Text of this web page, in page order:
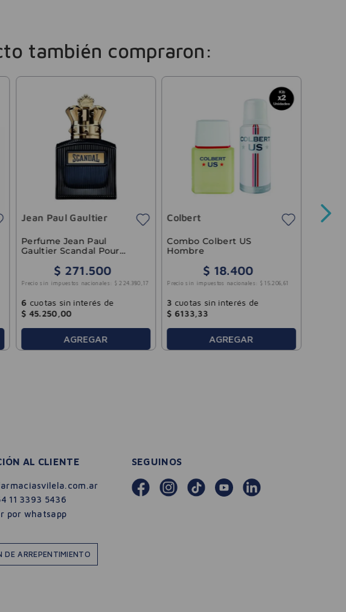
también compraron:
Jean Paul Gaultier
Perfume Jean Paul
Gaultier Scandal Pour
$ 271.500
Precio sin impuestos nacionales: $ 224 380 17
6 cuotas sin interés de
$ 45.250,00
AGREGAR
Colbert
Combo Colbert US
Hombre
$ 18.400
Precio sin impuestos nacionales: $ 15 206 61
3 cuotas sin interés de
$ 6133 33
AGREGAR
AL CLIENTE
11 3393 5436
por whatsapp
DE ARREPENTIMIENTO
SEGUINOS